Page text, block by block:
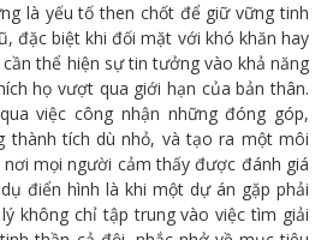
là yếu tố then chốt để giữ vững tinh
đặc biệt khi đối mặt với khó khăn hay
thể hiện sự tin tưởng vào khả năng
họ vượt qua giới hạn của bản thân.
việc công nhận những đóng góp,
thành tích dù nhỏ, và tạo ra một môi
mọi người cảm thấy được đánh giá
điển hình là khi một dự án gặp phải
không chỉ tập trung vào việc tìm giải